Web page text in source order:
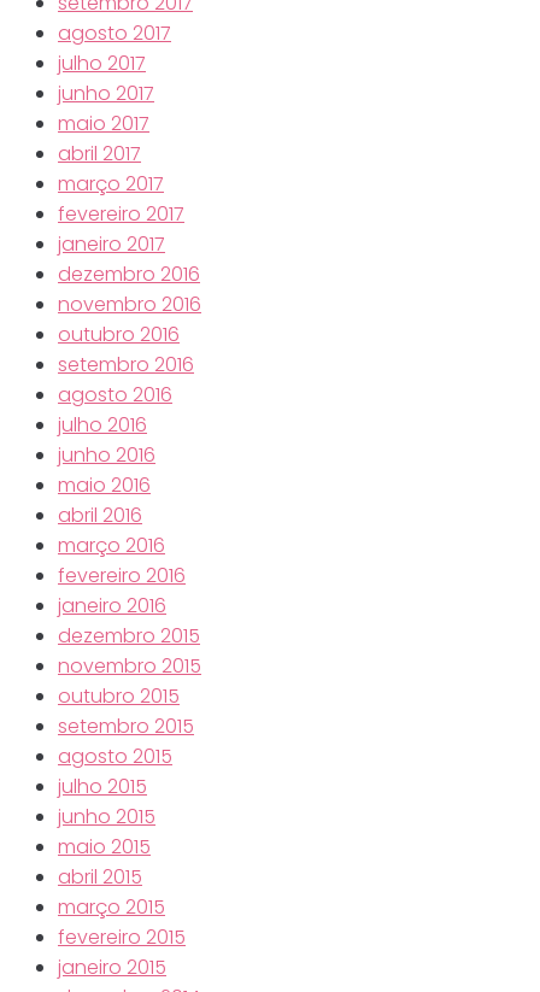
agosto 2017
julho 2017
junho 2017
maio 2017
abril 2017
março 2017
fevereiro 2017
janeiro 2017
dezembro 2016
novembro 2016
outubro 2016
setembro 2016
agosto 2016
julho 2016
junho 2016
maio 2016
abril 2016
março 2016
fevereiro 2016
janeiro 2016
dezembro 2015
novembro 2015
outubro 2015
setembro 2015
agosto 2015
julho 2015
junho 2015
maio 2015
abril 2015
março 2015
fevereiro 2015
janeiro 2015